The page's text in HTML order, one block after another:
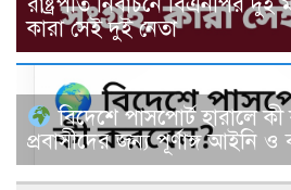
কারা সেই দুই নেতা
বিদেশে পাসপোর্ট হারালে
প্রবাসীদের জন্য পূর্ণাঙ্গ আইনি ও